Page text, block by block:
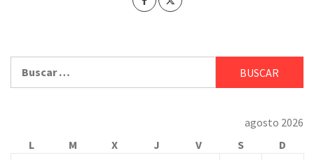
agosto 2026
L
M X J V S
D